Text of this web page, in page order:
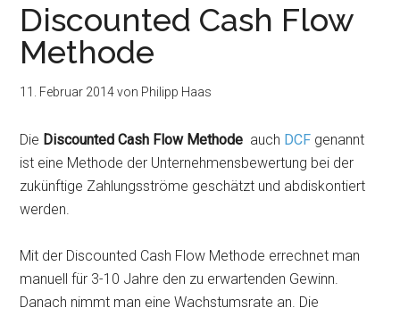
Discounted Cash Flow
Methode
11. Februar 2014von Philipp Haas
Die Discounted Cash Flow Methode auch DCF genannt
ist eine Methode der Unternehmensbewertung bei der
zukünftige Zahlungsströme geschätzt und abdiskontiert
werden.
Mit der Discounted Cash Flow Methode errechnet man
manuell für 3-10 Jahre den zu erwartenden Gewinn.
Danach nimmt man eine Wachstumsrate an. Die